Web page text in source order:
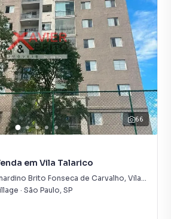
66
em Vila Talarico
Brito Fonseca de Carvalho, Vila Talarico
· São Paulo, SP